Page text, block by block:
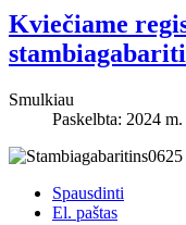
Kviečiame
Smulkiau
Paskelbta: 2024
Spausdinti
El. paštas